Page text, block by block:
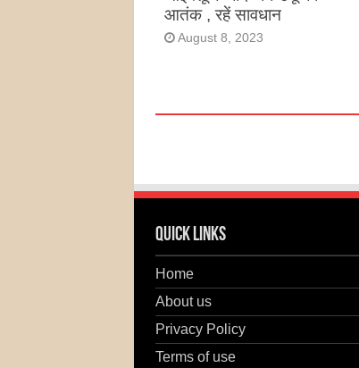
आतंक , रहें सावधान
August 8, 2023
Quick Links
Home
About us
Privacy Policy
Terms of use